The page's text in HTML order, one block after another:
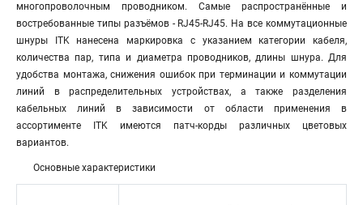
многопроволочным проводником. Самые распространённые и
востребованные типы разъёмов - RJ45-RJ45. На все коммутационные
шнуры ITK нанесена маркировка с указанием категории кабеля,
количества пар, типа и диаметра проводников, длины шнура. Для
удобства монтажа, снижения ошибок при терминации и коммутации
линий в распределительных устройствах, а также разделения
кабельных линий в зависимости от области применения в
ассортименте ITK имеются патч-корды различных цветовых
вариантов.
Основные характеристики